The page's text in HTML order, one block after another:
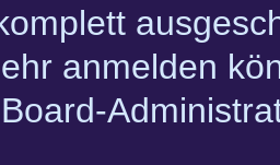
anmelden